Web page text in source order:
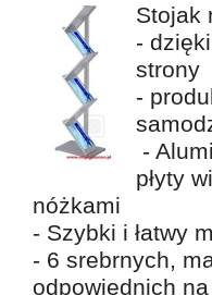
Stojak
-
strony
-
-
płyty
nóżkami
- Szybki i łatwy
- 6 srebrnych,
odpowiednich